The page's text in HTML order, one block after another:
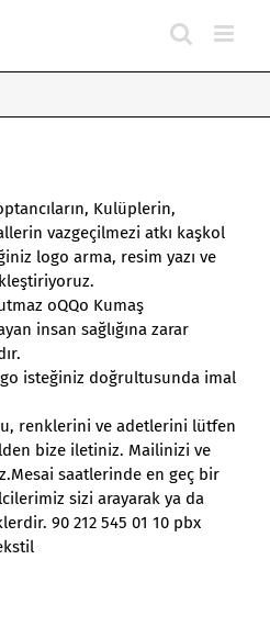
Kulüplerin,
vazgeçilmezi atkı kaşkol
logo arma, resim yazı ve
oQQo Kumaş
insan sağlığına zarar
isteğiniz doğrultusunda imal
renklerini ve adetlerini lütfen
bize iletiniz. Mailinizi ve
saatlerinde en geç bir
sizi arayarak ya da
90 212 545 01 10 pbx